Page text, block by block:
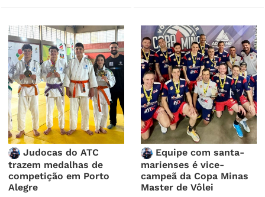
Judocas do ATC
trazem medalhas de
competição em Porto
Alegre
Equipe com santa-
marienses é vice-
campeã da Copa Minas
Master de Vôlei